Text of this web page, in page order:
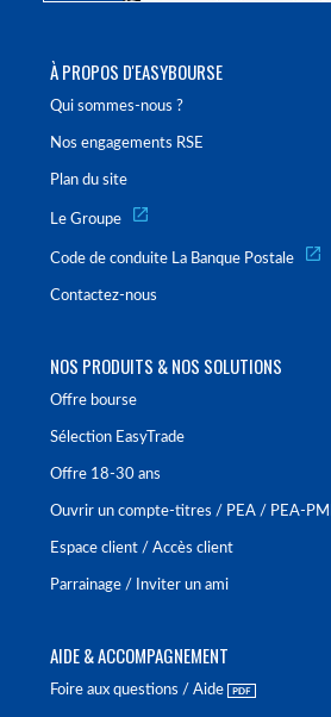
À PROPOS D'EASYBOURSE
Qui sommes-nous ?
Nos engagements RSE
Plan du site
Le Groupe
Code de conduite La Banque Postale
Contactez-nous
NOS PRODUITS & NOS SOLUTIONS
Offre bourse
Sélection EasyTrade
Offre 18-30 ans
Ouvrir un compte-titres / PEA / PEA-
Espace client / Accès client
Parrainage / Inviter un ami
AIDE & ACCOMPAGNEMENT
Foire aux questions / Aide